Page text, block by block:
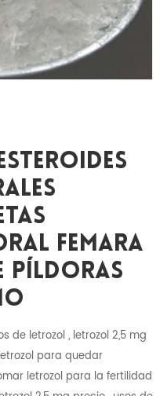
Esteroides
Femara
Píldoras
de letrozol , letrozol 2,5 mg
para quedar
letrozol para la fertilidad